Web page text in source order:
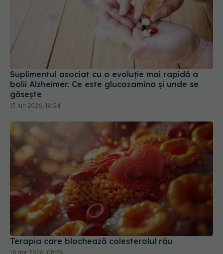
Suplimentul asociat cu o evoluție mai rapidă a
bolii Alzheimer. Ce este glucozamina și unde se
15 iun 2026, 16:24
Terapia care blochează colesterolul rău
16 apr 2026, 08:38